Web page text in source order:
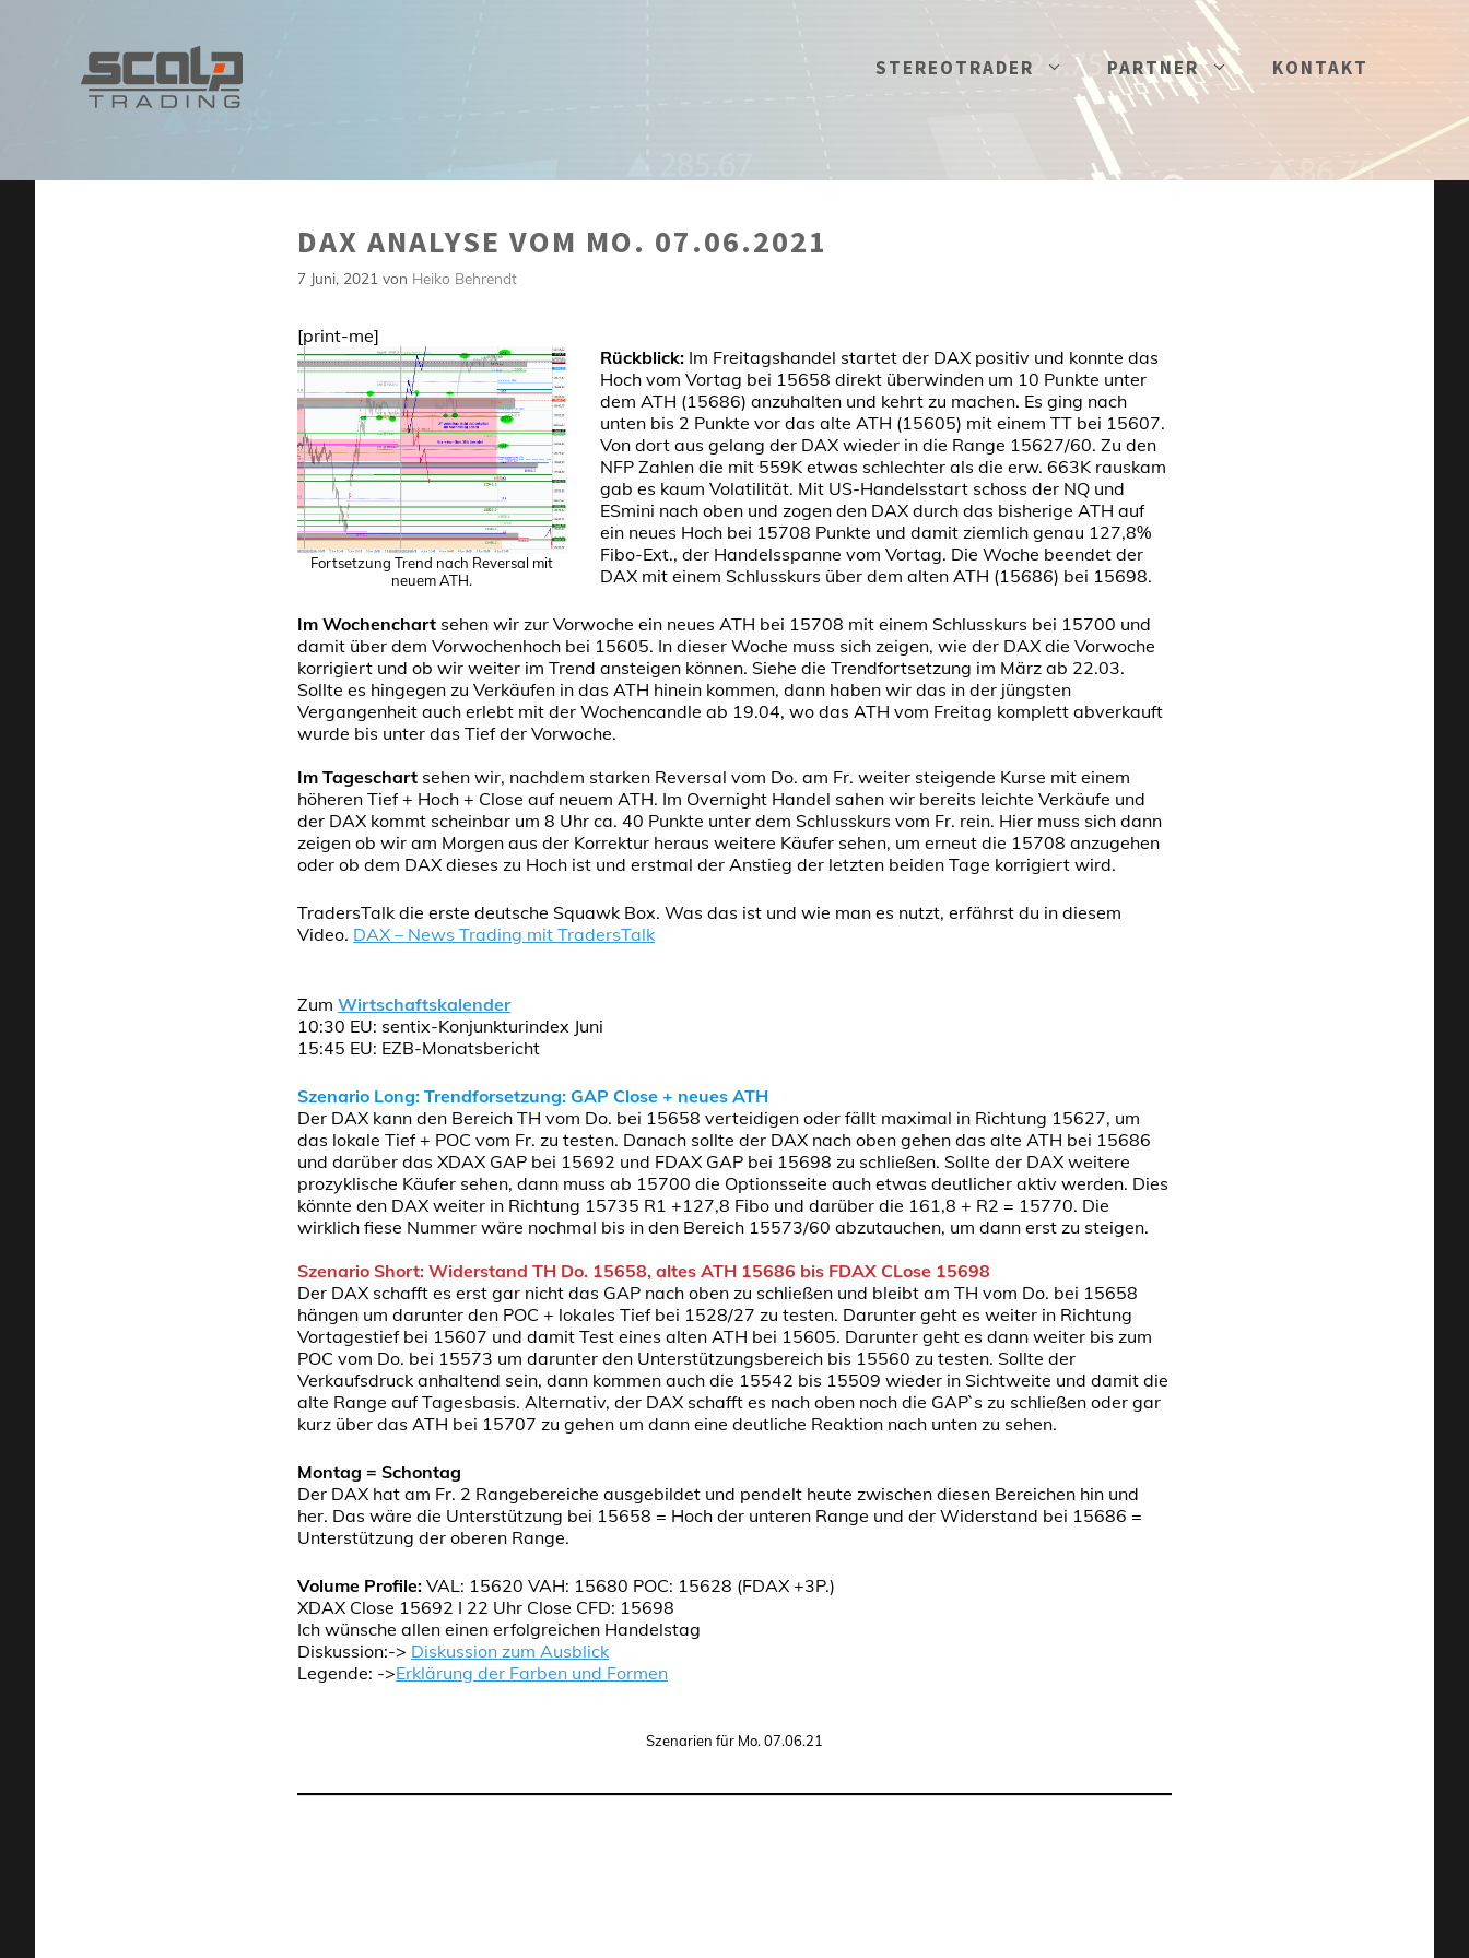
STEREOTRADER PARTNER KONTAKT
DAX ANALYSE VOM MO. 07.06.2021
7 Juni, 2021 von Heiko Behrendt
[print-me]
Fortsetzung Trend nach Reversal mit
neuem ATH.
Rückblick: Im Freitagshandel startet der DAX positiv und konnte das
Hoch vom Vortag bei 15658 direkt überwinden um 10 Punkte unter
dem ATH (15686) anzuhalten und kehrt zu machen. Es ging nach
unten bis 2 Punkte vor das alte ATH (15605) mit einem TT bei 15607.
Von dort aus gelang der DAX wieder in die Range 15627/60. Zu den
NFP Zahlen die mit 559K etwas schlechter als die erw. 663K rauskam
gab es kaum Volatilität. Mit US-Handelsstart schoss der NQ und
ESmini nach oben und zogen den DAX durch das bisherige ATH auf
ein neues Hoch bei 15708 Punkte und damit ziemlich genau 127,8%
Fibo-Ext., der Handelsspanne vom Vortag. Die Woche beendet der
DAX mit einem Schlusskurs über dem alten ATH (15686) bei 15698.
Im Wochenchart sehen wir zur Vorwoche ein neues ATH bei 15708 mit einem Schlusskurs bei 15700 und
damit über dem Vorwochenhoch bei 15605. In dieser Woche muss sich zeigen, wie der DAX die Vorwoche
korrigiert und ob wir weiter im Trend ansteigen können. Siehe die Trendfortsetzung im März ab 22.03.
Sollte es hingegen zu Verkäufen in das ATH hinein kommen, dann haben wir das in der jüngsten
Vergangenheit auch erlebt mit der Wochencandle ab 19.04, wo das ATH vom Freitag komplett abverkauft
wurde bis unter das Tief der Vorwoche.
Im Tageschart sehen wir, nachdem starken Reversal vom Do. am Fr. weiter steigende Kurse mit einem
höheren Tief + Hoch + Close auf neuem ATH. Im Overnight Handel sahen wir bereits leichte Verkäufe und
der DAX kommt scheinbar um 8 Uhr ca. 40 Punkte unter dem Schlusskurs vom Fr. rein. Hier muss sich dann
zeigen ob wir am Morgen aus der Korrektur heraus weitere Käufer sehen, um erneut die 15708 anzugehen
oder ob dem DAX dieses zu Hoch ist und erstmal der Anstieg der letzten beiden Tage korrigiert wird.
TradersTalk die erste deutsche Squawk Box. Was das ist und wie man es nutzt, erfährst du in diesem
Video. DAX – News Trading mit TradersTalk
Zum Wirtschaftskalender
10:30 EU: sentix-Konjunkturindex Juni
15:45 EU: EZB-Monatsbericht
Szenario Long: Trendforsetzung: GAP Close + neues ATH
Der DAX kann den Bereich TH vom Do. bei 15658 verteidigen oder fällt maximal in Richtung 15627, um
das lokale Tief + POC vom Fr. zu testen. Danach sollte der DAX nach oben gehen das alte ATH bei 15686
und darüber das XDAX GAP bei 15692 und FDAX GAP bei 15698 zu schließen. Sollte der DAX weitere
prozyklische Käufer sehen, dann muss ab 15700 die Optionsseite auch etwas deutlicher aktiv werden. Dies
könnte den DAX weiter in Richtung 15735 R1 +127,8 Fibo und darüber die 161,8 + R2 = 15770. Die
wirklich fiese Nummer wäre nochmal bis in den Bereich 15573/60 abzutauchen, um dann erst zu steigen.
Szenario Short: Widerstand TH Do. 15658, altes ATH 15686 bis FDAX CLose 15698
Der DAX schafft es erst gar nicht das GAP nach oben zu schließen und bleibt am TH vom Do. bei 15658
hängen um darunter den POC + lokales Tief bei 1528/27 zu testen. Darunter geht es weiter in Richtung
Vortagestief bei 15607 und damit Test eines alten ATH bei 15605. Darunter geht es dann weiter bis zum
POC vom Do. bei 15573 um darunter den Unterstützungsbereich bis 15560 zu testen. Sollte der
Verkaufsdruck anhaltend sein, dann kommen auch die 15542 bis 15509 wieder in Sichtweite und damit die
alte Range auf Tagesbasis. Alternativ, der DAX schafft es nach oben noch die GAP`s zu schließen oder gar
kurz über das ATH bei 15707 zu gehen um dann eine deutliche Reaktion nach unten zu sehen.
Montag = Schontag
Der DAX hat am Fr. 2 Rangebereiche ausgebildet und pendelt heute zwischen diesen Bereichen hin und
her. Das wäre die Unterstützung bei 15658 = Hoch der unteren Range und der Widerstand bei 15686 =
Unterstützung der oberen Range.
Volume Profile: VAL: 15620 VAH: 15680 POC: 15628 (FDAX +3P.)
XDAX Close 15692 I 22 Uhr Close CFD: 15698
Ich wünsche allen einen erfolgreichen Handelstag
Diskussion:-> Diskussion zum Ausblick
Legende: ->Erklärung der Farben und Formen
Szenarien für Mo. 07.06.21